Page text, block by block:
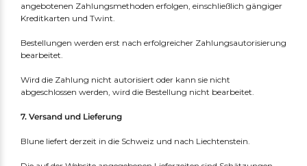
angebotenen Zahlungsmethoden erfolgen, einschließlich gängiger
Kreditkarten und Twint.
Bestellungen werden erst nach erfolgreicher Zahlungsautorisierung
bearbeitet.
Wird die Zahlung nicht autorisiert oder kann sie nicht
abgeschlossen werden, wird die Bestellung nicht bearbeitet.
7. Versand und Lieferung
Blune liefert derzeit in die Schweiz und nach Liechtenstein.